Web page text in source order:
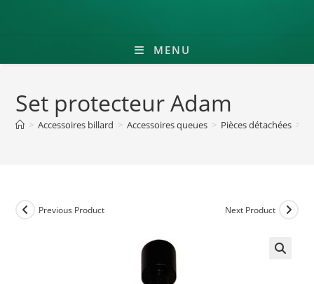
MENU
Set protecteur Adam
> Accessoires billard > Accessoires queues > Pièces détachées >
Previous Product Next Product